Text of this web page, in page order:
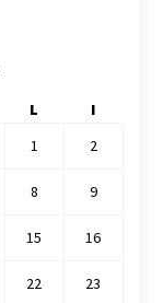
L
I
1
2
8 9
15 16
22 23